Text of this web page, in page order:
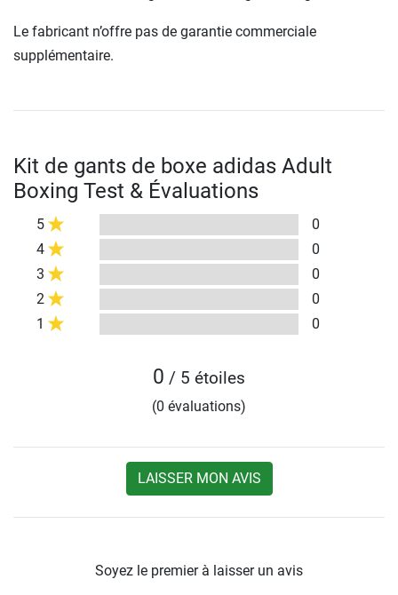
Le fabricant n’offre pas de garantie commerciale
supplémentaire.
Kit de gants de boxe adidas Adult
Boxing Test & Évaluations
5
0
4
0
3
0
2
0
1
0
0 / 5 étoiles
(0 évaluations)
LAISSER MON AVIS
Soyez le premier à laisser un avis